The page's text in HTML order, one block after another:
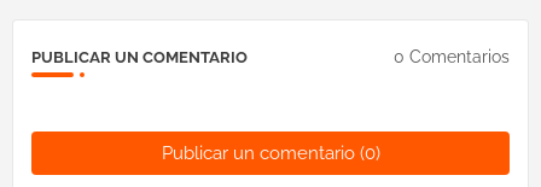
PUBLICAR UN COMENTARIO 0 Comentarios
Publicar un comentario (0)